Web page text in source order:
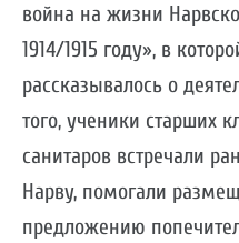
война на жизни
1914/1915 году», в
рассказывалось о
того, ученики старших
санитаров встречали
Нарву, помогали
предложению